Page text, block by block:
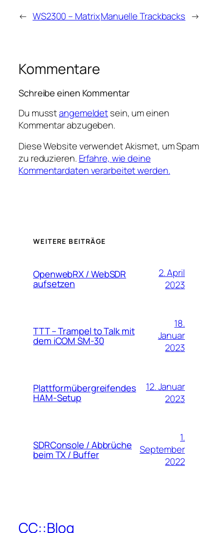
← WS2300 – MatrixManuelle Trackbacks →
Kommentare
Schreibe einen Kommentar
Du musstangemeldetsein, um einen
Kommentar abzugeben.
Diese Website verwendet Akismet, um Spam
zu reduzieren. Erfahre, wie deine
Kommentardaten verarbeitet werden.
WEITERE BEITRÄGE
OpenwebRX / WebSDR
aufsetzen
2. April
2023
TTT – Trampel to Talk mit
dem iCOM SM-30
18.
Januar
2023
Plattformübergreifendes
HAM-Setup
12. Januar
2023
SDRConsole / Abbrüche
beim TX / Buffer
1.
September
2022
CC::Blog